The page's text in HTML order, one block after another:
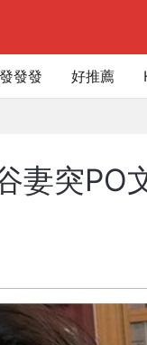
發發 好推薦
妻突PO